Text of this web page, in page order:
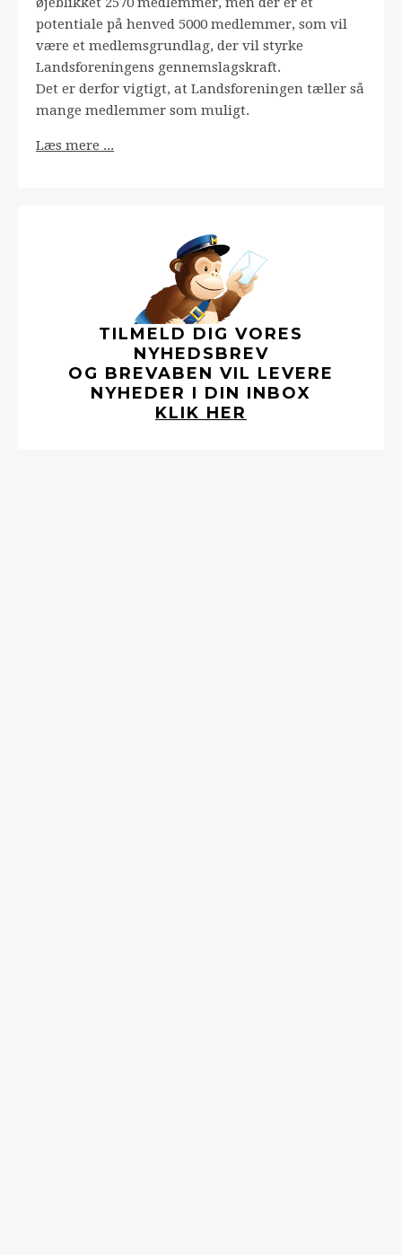
potentiale på henved 5000 medlemmer, som vil
være et medlemsgrundlag, der vil styrke
Landsforeningens gennemslagskraft.
Det er derfor vigtigt, at Landsforeningen tæller så
mange medlemmer som muligt.
Læs mere ...
TILMELD DIG VORES
NYHEDSBREV
OG BREVABEN VIL LEVERE
NYHEDER I DIN INBOX
KLIK HER